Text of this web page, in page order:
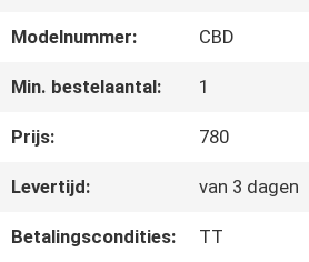
CONTACTEER
Modelnummer: CBD
Min. bestelaantal: 1
Prijs: 780
Levertijd: van 3 dagen
Betalingscondities: TT